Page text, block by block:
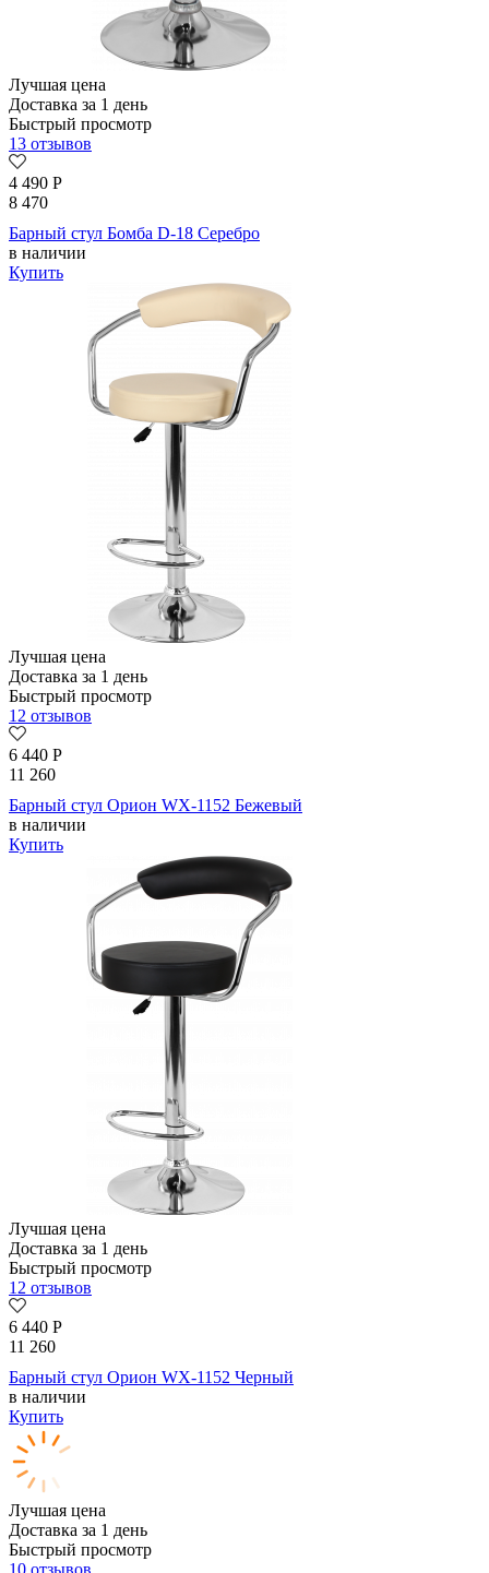
Лучшая цена
Доставка за 1 день
Быстрый просмотр
13 отзывов
4 490 Р
8 470
Барный стул Бомба D-18 Серебро
в наличии
Купить
Лучшая цена
Доставка за 1 день
Быстрый просмотр
12 отзывов
6 440 Р
11 260
Барный стул Орион WX-1152 Бежевый
в наличии
Купить
Лучшая цена
Доставка за 1 день
Быстрый просмотр
12 отзывов
6 440 Р
11 260
Барный стул Орион WX-1152 Черный
в наличии
Купить
Лучшая цена
Доставка за 1 день
Быстрый просмотр